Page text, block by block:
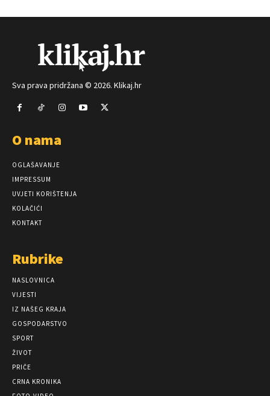
Sva prava pridržana © 2026. Klikaj.hr
O nama
OGLAŠAVANJE
IMPRESSUM
UVJETI KORIŠTENJA
KOLAČIĆI
KONTAKT
Rubrike
NASLOVNICA
VIJESTI
IZ NAŠEG KRAJA
GOSPODARSTVO
SPORT
ŽIVOT
PRIČE
CRNA KRONIKA